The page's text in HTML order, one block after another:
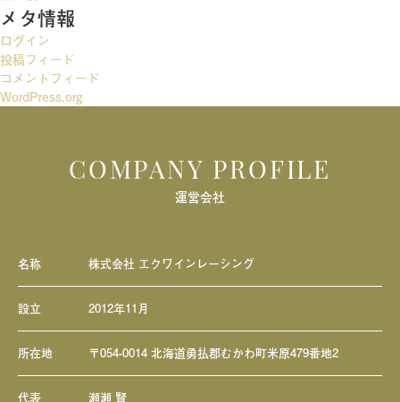
シ
ョ
ン
メタ情報
ログイン
投稿フィード
コメントフィード
WordPress.org
COMPANY PROFILE
運営会社
名称 株式会社 エクワインレーシング
設立 2012年11月
所在地 〒054-0014 北海道勇払郡むかわ町米原479番地2
代表 瀬瀬 賢